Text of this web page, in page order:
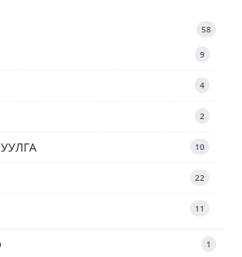
58
9
4
2
10
22
11
1